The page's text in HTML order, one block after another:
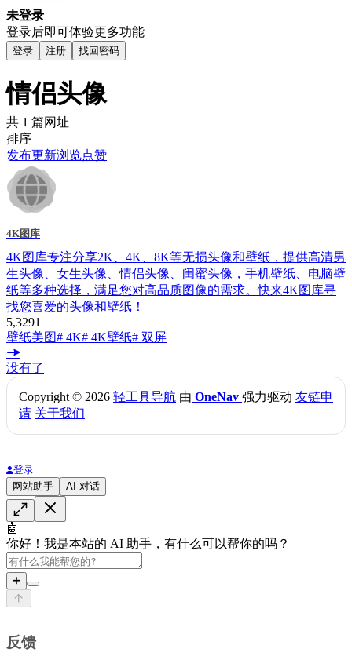
未登录
登录后即可体验更多功能
登录 注册 找回密码
情侣头像
共 1 篇网址
排序
发布更新浏览点赞
4K图库
4K图库专注分享2K、4K、8K等无损头像和壁纸，提供高清男
生头像、女生头像、情侣头像、闺蜜头像，手机壁纸、电脑壁
纸等多种选择，满足您对高品质图像的需求。快来4K图库寻
找您喜爱的头像和壁纸！
5,3291
壁纸美图# 4K# 4K壁纸# 双屏
没有了
Copyright © 2026 轻工具导航 由 OneNav 强力驱动 友链申
请 关于我们
登录
网站助手
AI 对话
🤖
你好！我是本站的 AI 助手，有什么可以帮你的吗？
➕
反馈